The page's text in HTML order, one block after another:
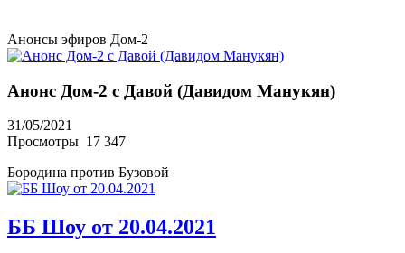
Анонсы эфиров Дом-2
Анонс Дом-2 с Давой (Давидом Манукян)
31/05/2021
Просмотры 17 347
Бородина против Бузовой
ББ Шоу от 20.04.2021